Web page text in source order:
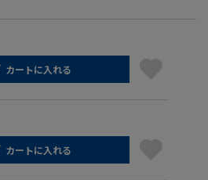
カートに入れる
カートに入れる